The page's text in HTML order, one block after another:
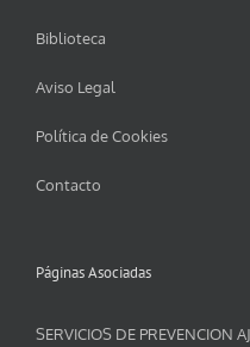
Biblioteca
Aviso Legal
Política de Cookies
Contacto
Páginas Asociadas
SERVICIOS DE PREVENCION